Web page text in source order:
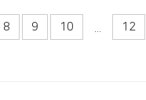
8 9 10 12